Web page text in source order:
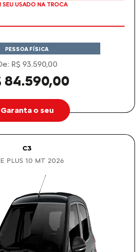
TAXA 0 %
PESSOA FÍSICA
R$ 93.590,00
84.590,00
Garanta o seu
C3
PLUS 1.0 MT 2026